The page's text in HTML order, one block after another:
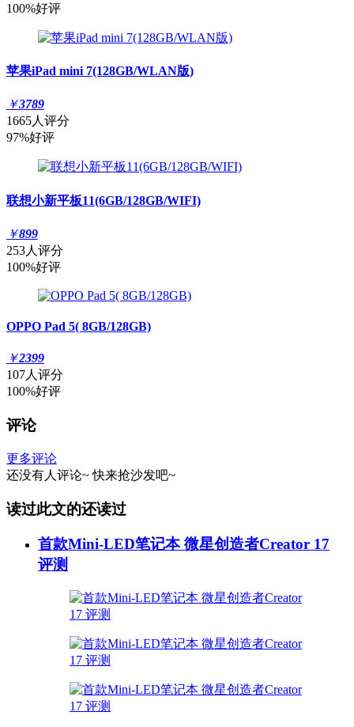
100%好评
苹果iPad mini 7(128GB/WLAN版)
￥3789
1665人评分
97%好评
联想小新平板11(6GB/128GB/WIFI)
￥899
253人评分
100%好评
OPPO Pad 5( 8GB/128GB)
￥2399
107人评分
100%好评
评论
更多评论
还没有人评论~ 快来抢沙发吧~
读过此文的还读过
首款Mini-LED笔记本 微星创造者Creator 17
评测